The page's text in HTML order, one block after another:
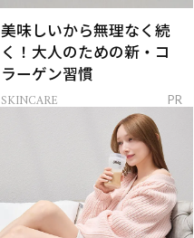
美味しいから無理なく続
く！大人のための新・コ
ラーゲン習慣
SKINCARE PR